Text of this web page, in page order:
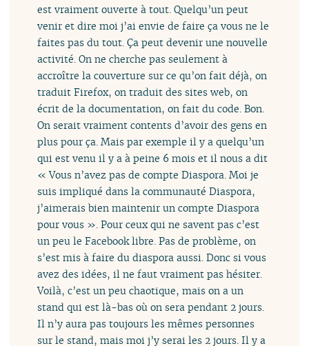
est vraiment ouverte à tout. Quelqu’un peut
venir et dire moi j’ai envie de faire ça vous ne le
faites pas du tout. Ça peut devenir une nouvelle
activité. On ne cherche pas seulement à
accroître la couverture sur ce qu’on fait déjà, on
traduit Firefox, on traduit des sites web, on
écrit de la documentation, on fait du code. Bon.
On serait vraiment contents d’avoir des gens en
plus pour ça. Mais par exemple il y a quelqu’un
qui est venu il y a à peine 6 mois et il nous a dit
« Vous n’avez pas de compte Diaspora. Moi je
suis impliqué dans la communauté Diaspora,
j’aimerais bien maintenir un compte Diaspora
pour vous ». Pour ceux qui ne savent pas c’est
un peu le Facebook libre. Pas de problème, on
s’est mis à faire du diaspora aussi. Donc si vous
avez des idées, il ne faut vraiment pas hésiter.
Voilà, c’est un peu chaotique, mais on a un
stand qui est là-bas où on sera pendant 2 jours.
Il n’y aura pas toujours les mêmes personnes
sur le stand, mais moi j’y serai les 2 jours. Il y a